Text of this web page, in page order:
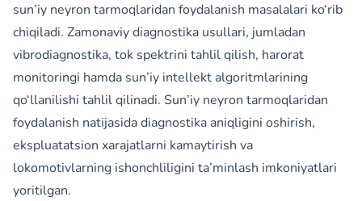
sun’iy neyron tarmoqlaridan foydalanish masalalari ko‘rib
chiqiladi. Zamonaviy diagnostika usullari, jumladan
vibrodiagnostika, tok spektrini tahlil qilish, harorat
monitoringi hamda sun’iy intellekt algoritmlarining
qo‘llanilishi tahlil qilinadi. Sun’iy neyron tarmoqlaridan
foydalanish natijasida diagnostika aniqligini oshirish,
ekspluatatsion xarajatlarni kamaytirish va
lokomotivlarning ishonchliligini ta’minlash imkoniyatlari
yoritilgan.